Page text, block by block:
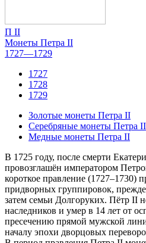
П II
Монеты Петра II
1727—1729
1727
1728
1729
Золотые монеты Петра II
Серебряные монеты Петра II
Медные монеты Петра II
В 1725 году, после смерти
провозглашён императором
короткое правление (1727–1730)
придворных группировок,
затем семьи Долгоруких. Пётр II
наследников и умер в 14 лет от
пресечению прямой мужской
началу эпохи дворцовых